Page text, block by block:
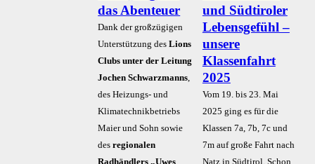
das Abenteuer
Dank der großzügigen
Unterstützung desLions
Clubs unter der Leitung
Jochen Schwarzmanns,
des Heizungs- und
Klimatechnikbetriebs
Maier und Sohn sowie
desregionalen
Radhändlers „Uwes
und Südtiroler
Lebensgefühl –
unsere
Klassenfahrt
2025
Vom 19. bis 23. Mai
2025 ging es für die
Klassen 7a, 7b, 7c und
7m auf große Fahrt nach
Natz in Südtirol. Schon